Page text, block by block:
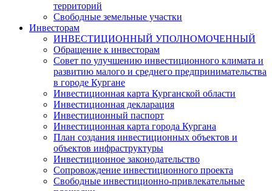
территорий
Свободные земельные участки
Инвесторам
ИНВЕСТИЦИОННЫЙ УПОЛНОМОЧЕННЫЙ
Обращение к инвесторам
Совет по улучшению инвестиционного климата и
развитию малого и среднего предпринимательства
в городе Кургане
Инвестиционная карта Курганской области
Инвестиционная декларация
Инвестиционный паспорт
Инвестиционная карта города Кургана
План создания инвестиционных объектов и
объектов инфраструктуры
Инвестиционное законодательство
Сопровождение инвестиционного проекта
Свободные инвестиционно-привлекательные